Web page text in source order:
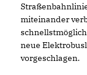
miteinander
neue
vorgeschlagen.